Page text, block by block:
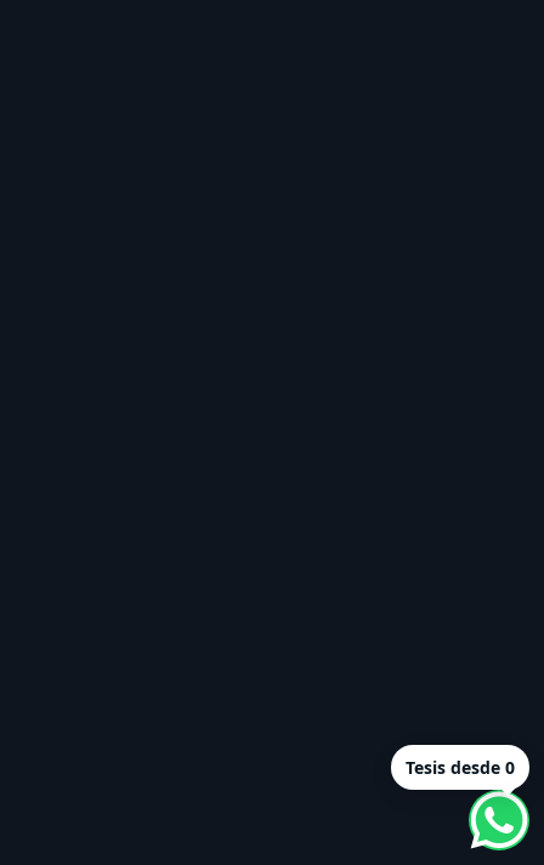
Tesis desde 0